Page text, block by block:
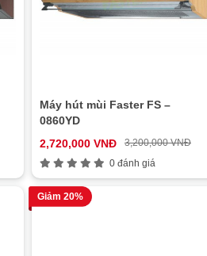
Máy hút mùi Faster FS –
0860YD
2,720,000 VNĐ
3,200,000 VNĐ
0 đánh giá
Giảm 20%